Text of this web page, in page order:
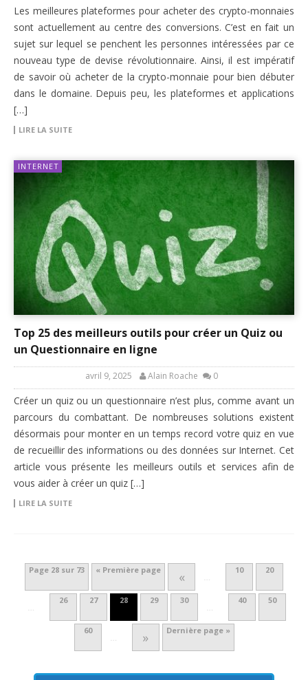
Les meilleures plateformes pour acheter des crypto-monnaies
sont actuellement au centre des conversions. C’est en fait un
sujet sur lequel se penchent les personnes intéressées par ce
nouveau type de devise révolutionnaire. Ainsi, il est impératif
de savoir où acheter de la crypto-monnaie pour bien débuter
dans le domaine. Depuis peu, les plateformes et applications
[…]
LIRE LA SUITE
INTERNET
Top 25 des meilleurs outils pour créer un Quiz ou
un Questionnaire en ligne
avril 9, 2025 Alain Roache 0
Créer un quiz ou un questionnaire n’est plus, comme avant un
parcours du combattant. De nombreuses solutions existent
désormais pour monter en un temps record votre quiz en vue
de recueillir des informations ou des données sur Internet. Cet
article vous présente les meilleurs outils et services afin de
vous aider à créer un quiz […]
LIRE LA SUITE
Page 28 sur 73 « Première page « …
10 20
…
26 27 28 29 30
…
40 50
60
… » Dernière page »